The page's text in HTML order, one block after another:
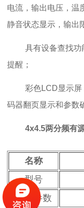
电流，输出电压，温
静音状态显示，输出
具有设备查找
提醒；
彩色LCD显示
码器翻页显示和参数
4x4.5两分频有
名称
型号
基本参数